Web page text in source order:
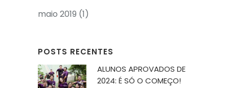
maio 2019 (1)
POSTS RECENTES
ALUNOS APROVADOS DE
2024: É SÓ O COMEÇO!